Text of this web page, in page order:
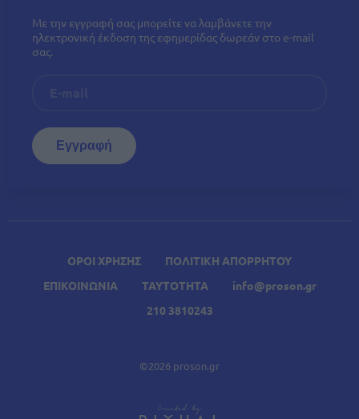
ΟΡΟΙ ΧΡΗΣΗΣ
ΠΟΛΙΤΙΚΗ ΑΠΟΡΡΗΤΟΥ
ΕΠΙΚΟΙΝΩΝΙΑ
ΤΑΥΤΟΤΗΤΑ
info@proson.gr
210 3810243
©2026 proson.gr
Με την εγγραφή σας μπορείτε να λαμβάνετε την
ηλεκτρονική έκδοση της εφημερίδας δωρεάν στο e-mail
σας.